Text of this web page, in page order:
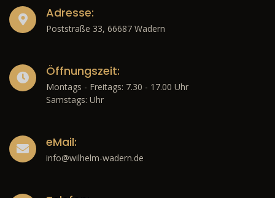
Adresse:
Poststraße 33, 66687 Wadern
Öffnungszeit:
Montags - Freitags: 7.30 - 17.00 Uhr
Samstags: Uhr
eMail:
info@wilhelm-wadern.de